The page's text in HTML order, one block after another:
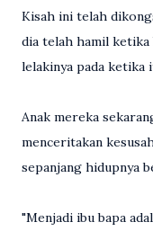
Kisah ini telah
dia telah hamil ketika
lelakinya pada ketika
Anak mereka
menceritakan
sepanjang hidupnya
"Menjadi ibu bapa